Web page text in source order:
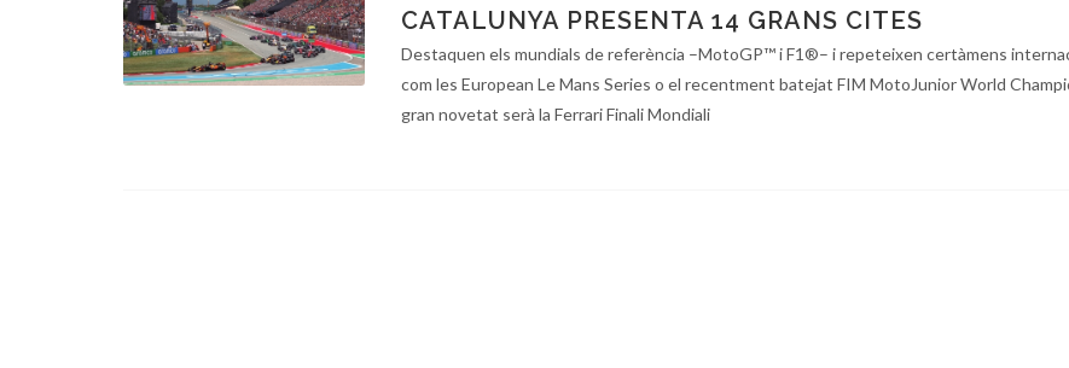
CATALUNYA PRESENTA 14 GRANS CITES
Destaquen els mundials de referència –MotoGP™ i F1®– i repeteixen certàmens
com les European Le Mans Series o el recentment batejat FIM MotoJunior World
gran novetat serà la Ferrari Finali Mondiali